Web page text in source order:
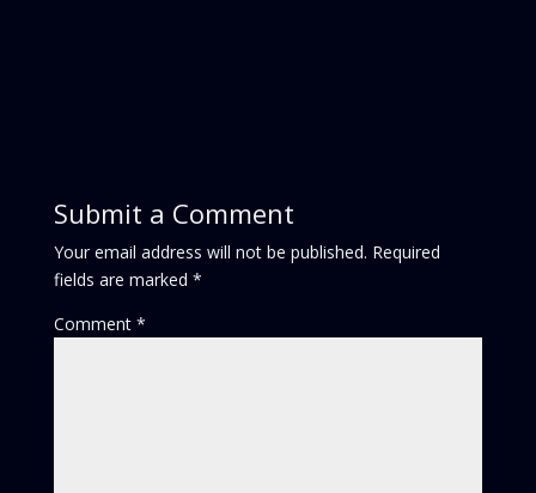
Submit a Comment
Your email address will not be published. Required
fields are marked *
Comment *